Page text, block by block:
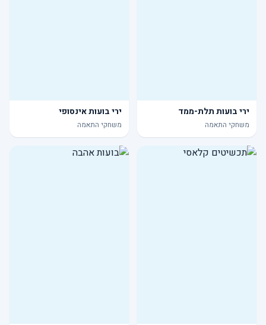
ירי בועות תלת-ממד
משחקי התאמה
ירי בועות אינסופי
משחקי התאמה